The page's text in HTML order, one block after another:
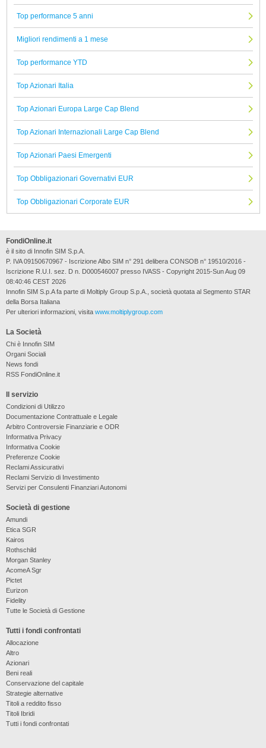
Top performance 5 anni
Migliori rendimenti a 1 mese
Top performance YTD
Top Azionari Italia
Top Azionari Europa Large Cap Blend
Top Azionari Internazionali Large Cap Blend
Top Azionari Paesi Emergenti
Top Obbligazionari Governativi EUR
Top Obbligazionari Corporate EUR
La Società
Chi è Innofin SIM
Organi Sociali
News fondi
RSS FondiOnline.it
Il servizio
Condizioni di Utilizzo
Documentazione Contrattuale e Legale
Arbitro Controversie Finanziarie e ODR
Informativa Privacy
Informativa Cookie
Preferenze Cookie
Reclami Assicurativi
Reclami Servizio di Investimento
Servizi per Consulenti Finanziari Autonomi
Società di gestione
Amundi
Etica SGR
Kairos
Rothschild
Morgan Stanley
AcomeA Sgr
Pictet
Eurizon
Fidelity
Tutte le Società di Gestione
Tutti i fondi confrontati
Allocazione
Altro
Azionari
Beni reali
Conservazione del capitale
Strategie alternative
Titoli a reddito fisso
Titoli Ibridi
Tutti i fondi confrontati
FondiOnline.it
è il sito di Innofin SIM S.p.A.
P. IVA 09150670967 - Iscrizione Albo SIM n° 291 delibera CONSOB n° 19510/2016 -
Iscrizione R.U.I. sez. D n. D000546007 presso IVASS - Copyright 2015-Sun Aug 09
08:40:46 CEST 2026
Innofin SIM S.p.A fa parte di Moltiply Group S.p.A., società quotata al Segmento STAR
della Borsa Italiana
Per ulteriori informazioni, visita www.moltiplygroup.com